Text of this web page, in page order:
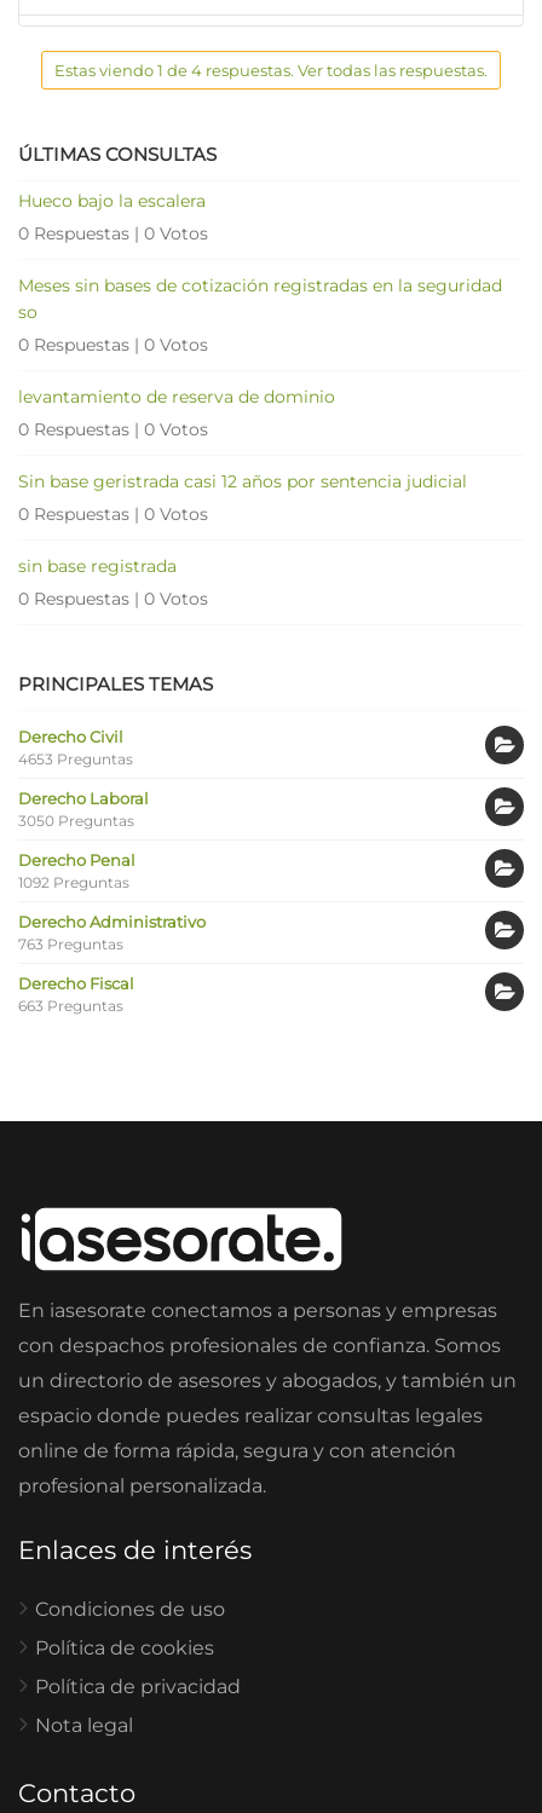
Estas viendo 1 de 4 respuestas. Ver todas las respuestas.
ÚLTIMAS CONSULTAS
Hueco bajo la escalera
0 Respuestas | 0 Votos
Meses sin bases de cotización registradas en la seguridad
so
0 Respuestas | 0 Votos
levantamiento de reserva de dominio
0 Respuestas | 0 Votos
Sin base geristrada casi 12 años por sentencia judicial
0 Respuestas | 0 Votos
sin base registrada
0 Respuestas | 0 Votos
PRINCIPALES TEMAS
Derecho Civil
4653 Preguntas
Derecho Laboral
3050 Preguntas
Derecho Penal
1092 Preguntas
Derecho Administrativo
763 Preguntas
Derecho Fiscal
663 Preguntas
En iasesorate conectamos a personas y empresas
con despachos profesionales de confianza. Somos
un directorio de asesores y abogados, y también un
espacio donde puedes realizar consultas legales
online de forma rápida, segura y con atención
profesional personalizada.
Enlaces de interés
Condiciones de uso
Política de cookies
Política de privacidad
Nota legal
Contacto